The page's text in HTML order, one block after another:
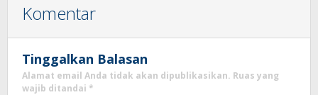
Komentar
Tinggalkan Balasan
Alamat email Anda tidak akan dipublikasikan. Ruas yang
wajib ditandai *